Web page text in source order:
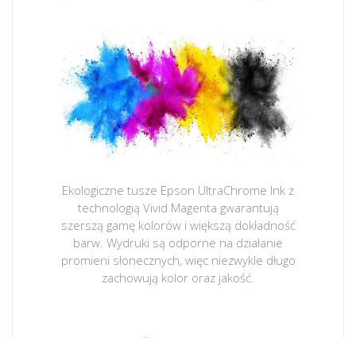
Ekologiczne tusze Epson UltraChrome Ink z
technologią Vivid Magenta gwarantują
szerszą gamę kolorów i większą dokładność
barw. Wydruki są odporne na działanie
promieni słonecznych, więc niezwykle długo
zachowują kolor oraz jakość.